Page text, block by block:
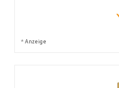
* Anzeige